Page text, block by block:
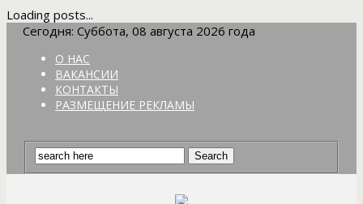
Loading posts...
Сегодня: Суббота, 08 августа 2026 года
О НАС
ВАКАНСИИ
КОНТАКТЫ
РАЗМЕЩЕНИЕ РЕКЛАМЫ